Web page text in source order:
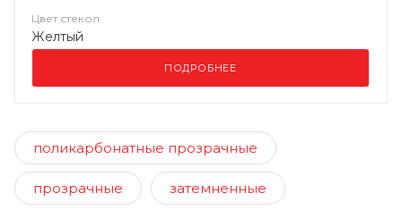
Цвет стекол
Желтый
ПОДРОБНЕЕ
поликарбонатные прозрачные
прозрачные затемненные